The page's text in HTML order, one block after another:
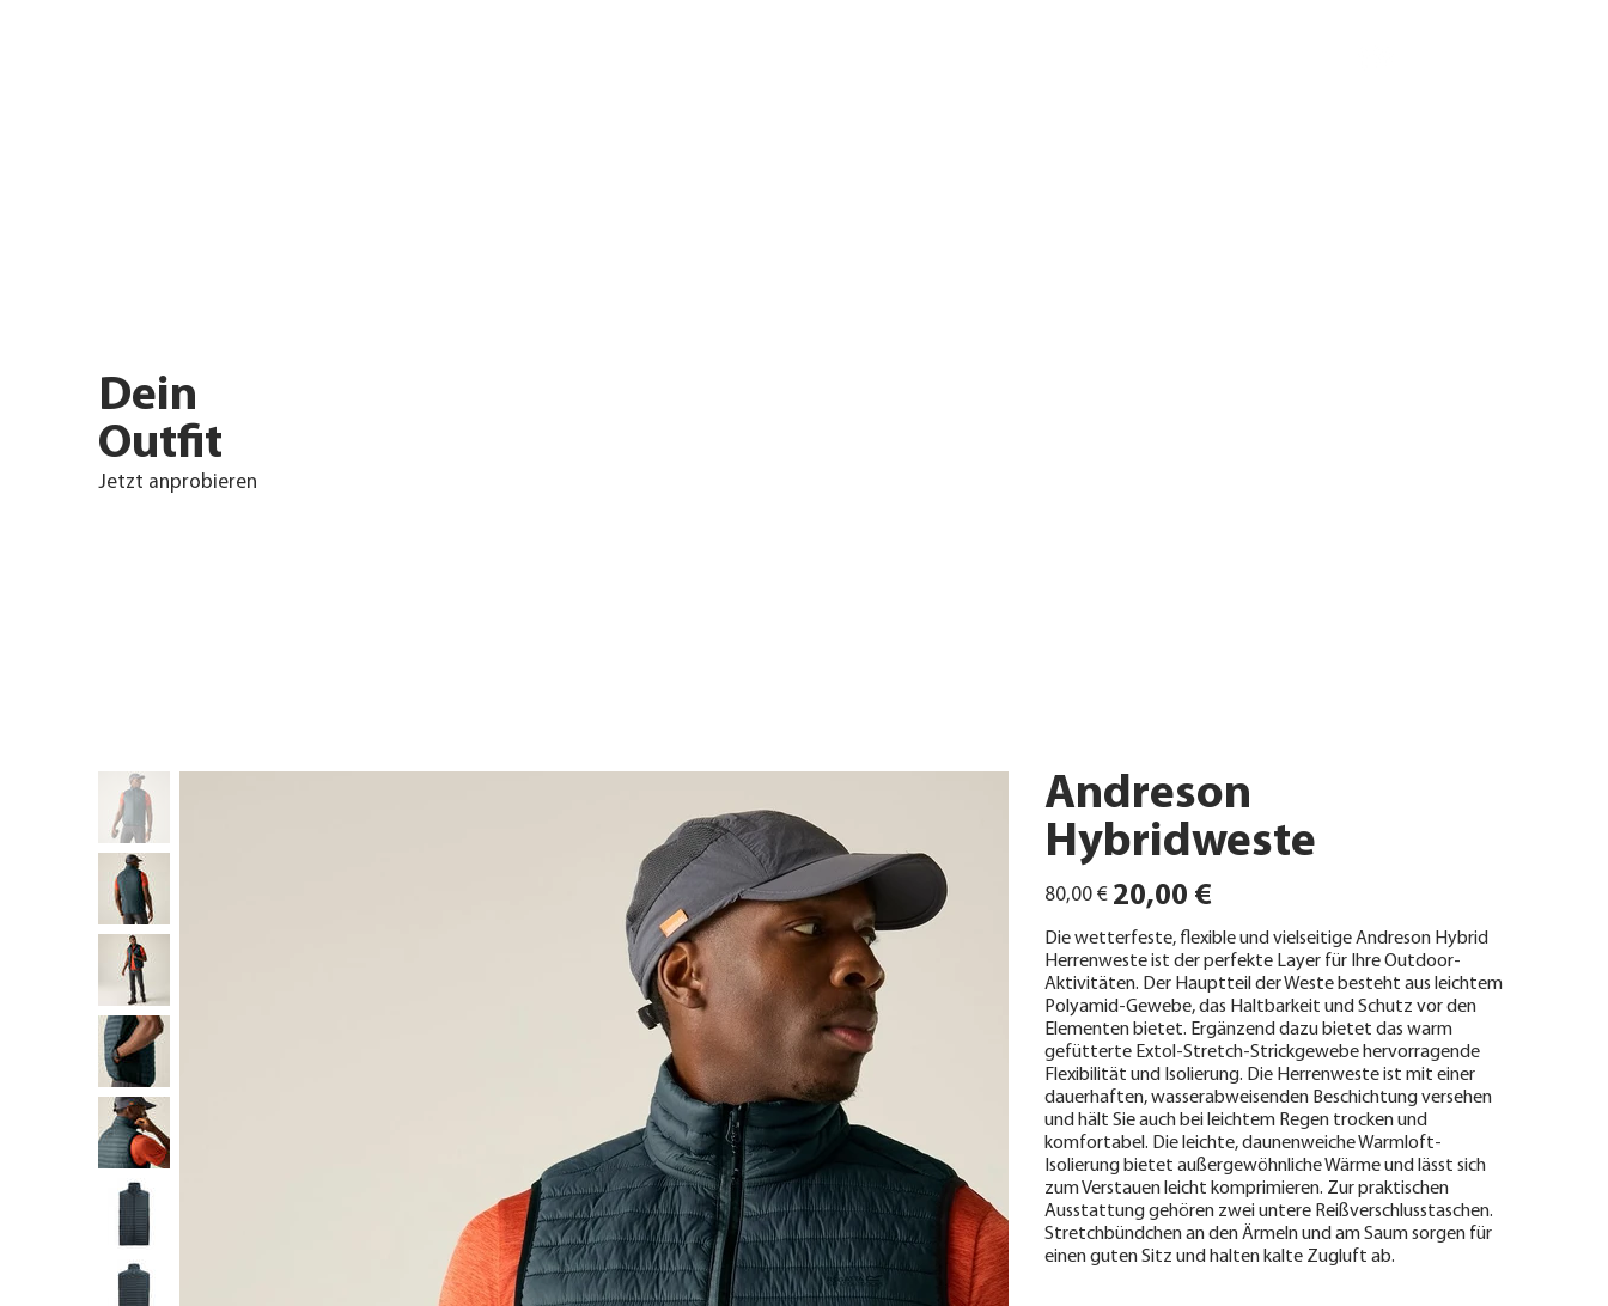
Andreson
Hybridweste
Ursprünglicher
Preis
80,00 € Angebotspreis
20,00 €
Die wetterfeste, flexible und vielseitige Andreson Hybrid
Herrenweste ist der perfekte Layer für Ihre Outdoor-
Aktivitäten. Der Hauptteil der Weste besteht aus leichtem
Polyamid-Gewebe, das Haltbarkeit und Schutz vor den
Elementen bietet. Ergänzend dazu bietet das warm
gefütterte Extol-Stretch-Strickgewebe hervorragende
Flexibilität und Isolierung. Die Herrenweste ist mit einer
dauerhaften, wasserabweisenden Beschichtung versehen
und hält Sie auch bei leichtem Regen trocken und
komfortabel. Die leichte, daunenweiche Warmloft-
Isolierung bietet außergewöhnliche Wärme und lässt sich
zum Verstauen leicht komprimieren. Zur praktischen
Ausstattung gehören zwei untere Reißverschlusstaschen.
Stretchbündchen an den Ärmeln und am Saum sorgen für
einen guten Sitz und halten kalte Zugluft ab.
Dein
Outfit
Jetzt anprobieren